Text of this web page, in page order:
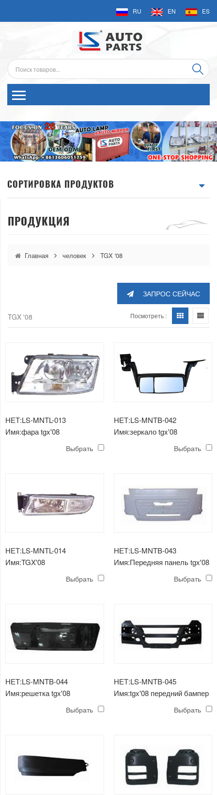
RU EN ES
СОРТИРОВКА ПРОДУКТОВ
ПРОДУКЦИЯ
Главная человек TGX '08
ЗАПРОС СЕЙЧАС
TGX '08 Посмотреть :
НЕТ:LS-MNTL-013
Имя:фара tgx'08
Выбрать
НЕТ:LS-MNTB-042
Имя:зеркало tgx'08
Выбрать
НЕТ:LS-MNTL-014
Имя:TGX'08
Выбрать
НЕТ:LS-MNTB-043
Имя:Передняя панель tgx'08
Выбрать
НЕТ:LS-MNTB-044
Имя:решетка tgx'08
Выбрать
НЕТ:LS-MNTB-045
Имя:tgx'08 передний бампер
Выбрать